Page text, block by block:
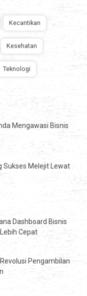
Kecantikan
Kesehatan
Teknologi
Mengawasi Bisnis
Sukses Melejit Lewat
Dashboard Bisnis
Cepat
Pengambilan